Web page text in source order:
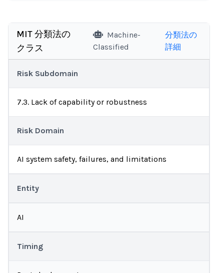
MIT 分類法の
クラス
Machine-
Classified
分類法の
詳細
Risk Subdomain
7.3. Lack of capability or robustness
Risk Domain
AI system safety, failures, and limitations
Entity
AI
Timing